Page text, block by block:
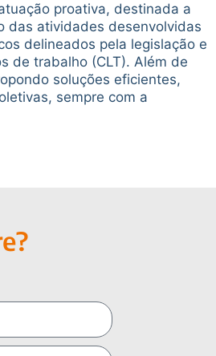
proativa, destinada a
das atividades desenvolvidas
delineados pela legislação e
de trabalho (CLT). Além de
soluções eficientes,
sempre com a